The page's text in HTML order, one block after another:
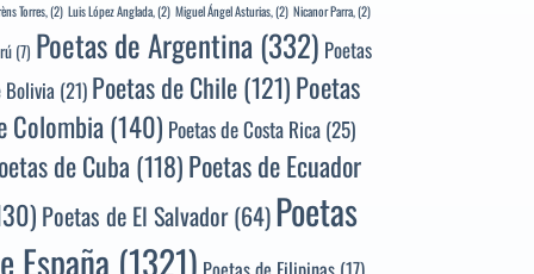
Torres,(2) Luis López Anglada,(2) Miguel Ángel Asturias,(2) Nicanor Parra,(2)
(7) Poetas de Argentina(332) Poetas
Bolivia(21) Poetas de Chile(121)Poetas
Colombia(140) Poetas de Costa Rica(25)
de Cuba (118)Poetas de Ecuador
Poetas de El Salvador(64)Poetas
España (1321)